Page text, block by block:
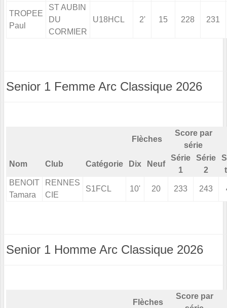
TROPEE
Paul
ST AUBIN
DU
CORMIER
U18HCL 2' 15 228 231
Senior 1 Femme Arc Classique 2026
Flèches
Score par
série
Nom Club Catégorie Dix Neuf
Série
1
Série
2
BENOIT
Tamara
RENNES
CIE
S1FCL 10' 20 233 243
Senior 1 Homme Arc Classique 2026
Flèches
Score par